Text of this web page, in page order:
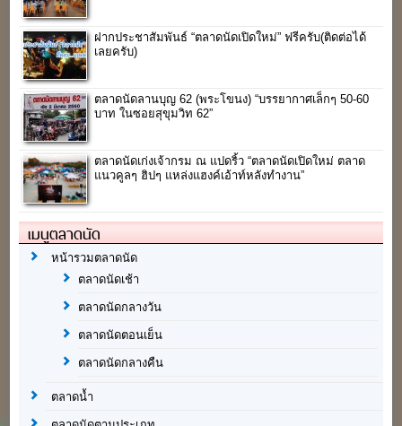
ฝากประชาสัมพันธ์ “ตลาดนัดเปิดใหม่” ฟรีครับ(ติดต่อได้
เลยครับ)
ตลาดนัดลานบุญ 62 (พระโขนง) “บรรยากาศเล็กๆ 50-60
บาท ในซอยสุขุมวิท 62”
ตลาดนัดเก่งเจ้ากรม ณ แปดริ้ว “ตลาดนัดเปิดใหม่ ตลาด
แนวคูลๆ ฮิปๆ แหล่งแฮงค์เอ้าท์หลังทำงาน”
เมนูตลาดนัด
หน้ารวมตลาดนัด
ตลาดนัดเช้า
ตลาดนัดกลางวัน
ตลาดนัดตอนเย็น
ตลาดนัดกลางคืน
ตลาดน้ำ